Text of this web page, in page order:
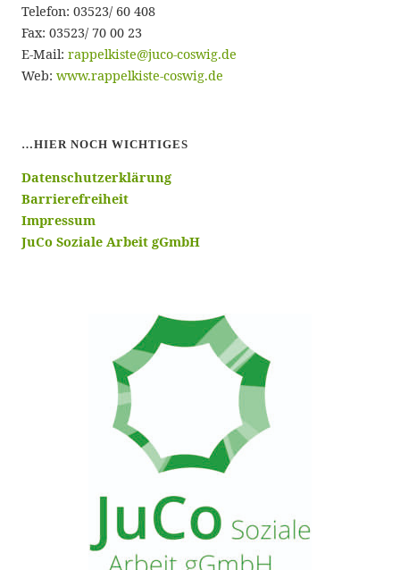
Telefon: 03523/ 60 408
Fax: 03523/ 70 00 23
E-Mail: rappelkiste@juco-coswig.de
Web: www.rappelkiste-coswig.de
…HIER NOCH WICHTIGES
Datenschutzerklärung
Barrierefreiheit
Impressum
JuCo Soziale Arbeit gGmbH